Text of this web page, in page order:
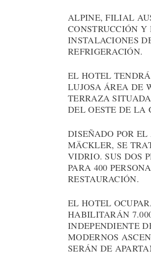
ALPINE, FILIAL
CONSTRUCCIÓN
INSTALACIONES
REFRIGERACIÓN.
EL HOTEL
LUJOSA ÁREA DE
TERRAZA
DEL OESTE DE LA
DISEÑADO POR
MÄCKLER, SE
VIDRIO. SUS DOS
PARA 400
RESTAURACIÓN.
EL HOTEL
HABILITARÁN
INDEPENDIENTE
MODERNOS
SERÁN DE